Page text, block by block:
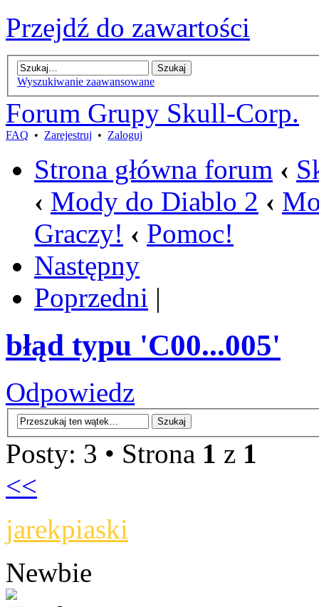
Przejdź do zawartości
Wyszukiwanie zaawansowane
Forum Grupy Skull-Corp.
FAQ • Zarejestruj • Zaloguj
Strona główna forum ‹
‹ Mody do Diablo 2 ‹
Graczy! ‹ Pomoc!
Następny
Poprzedni |
błąd typu 'C00...005'
Odpowiedz
Posty: 3 • Strona 1 z 1
<<
jarekpiaski
Newbie